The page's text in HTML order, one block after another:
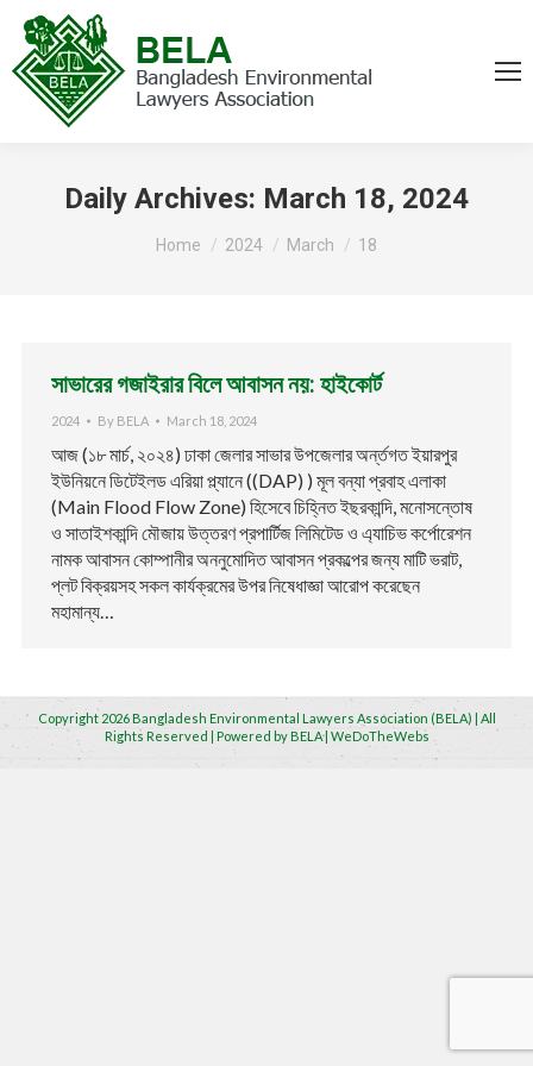
Daily Archives: March 18, 2024
Home 2024 March 18
সাভারের গজাইরার বিলে আবাসন নয়: হাইকোর্ট
2024 By BELA March 18, 2024
আজ (১৮ মার্চ, ২০২৪) ঢাকা জেলার সাভার উপজেলার অর্ন্তগত ইয়ারপুর
ইউনিয়নে ডিটেইলড এরিয়া প্ল্যানে ((DAP) ) মূল বন্যা প্রবাহ এলাকা
(Main Flood Flow Zone) হিসেবে চিহ্নিত ইছরকান্দি, মনোসন্তোষ
ও সাতাইশকান্দি মৌজায় উত্তরণ প্রপার্টিজ লিমিটেড ও এ্যাচিভ কর্পোরেশন
নামক আবাসন কোম্পানীর অননুমোদিত আবাসন প্রকল্পের জন্য মাটি ভরাট,
প্লট বিক্রয়সহ সকল কার্যক্রমের উপর নিষেধাজ্ঞা আরোপ করেছেন
মহামান্য…
Copyright 2026 Bangladesh Environmental Lawyers Association (BELA) | All
Rights Reserved | Powered by BELA | WeDoTheWebs